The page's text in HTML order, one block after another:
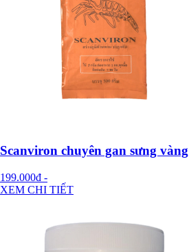
Scanviron chuyên gan sưng
199.000đ -
XEM CHI TIẾT